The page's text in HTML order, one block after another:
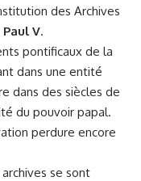
des Archives
V.
pontificaux de la
dans une entité
dans des siècles de
du pouvoir papal.
perdure encore
se sont